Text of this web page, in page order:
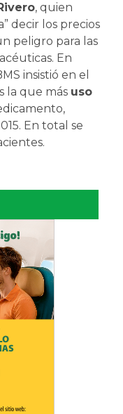
, quien
decir los precios
peligro para las
En
insistió en el
la que más uso
En total se